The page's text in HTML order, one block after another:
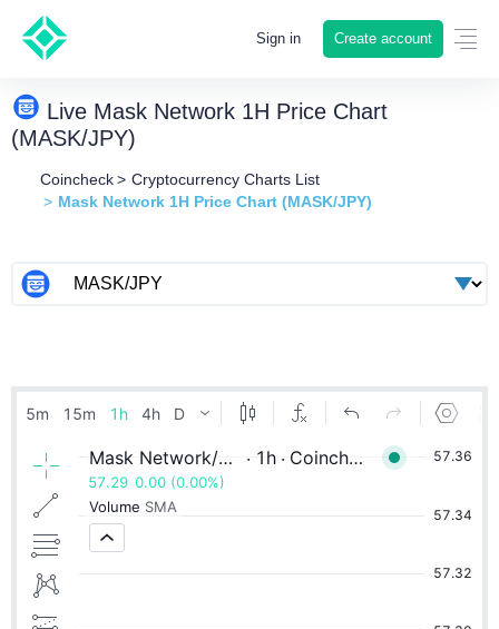
Sign in Create account
Live Mask Network 1H Price Chart
(MASK/JPY)
Coincheck
Cryptocurrency Charts List
Mask Network 1H Price Chart (MASK/JPY)